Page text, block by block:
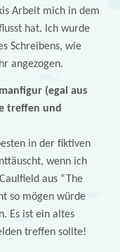
Arbeit mich in dem
hat. Ich wurde
Schreibens, wie
angezogen.
(egal aus
treffen und
in der fiktiven
wenn ich
aus “The
so mögen würde
Es ist ein altes
treffen sollte!